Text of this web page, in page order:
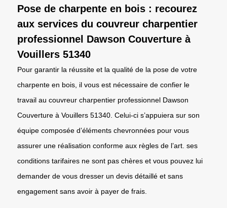
Pose de charpente en bois : recourez
aux services du couvreur charpentier
professionnel Dawson Couverture à
Vouillers 51340
Pour garantir la réussite et la qualité de la pose de votre
charpente en bois, il vous est nécessaire de confier le
travail au couvreur charpentier professionnel Dawson
Couverture à Vouillers 51340. Celui-ci s’appuiera sur son
équipe composée d’éléments chevronnées pour vous
assurer une réalisation conforme aux règles de l’art. ses
conditions tarifaires ne sont pas chères et vous pouvez lui
demander de vous dresser un devis détaillé et sans
engagement sans avoir à payer de frais.